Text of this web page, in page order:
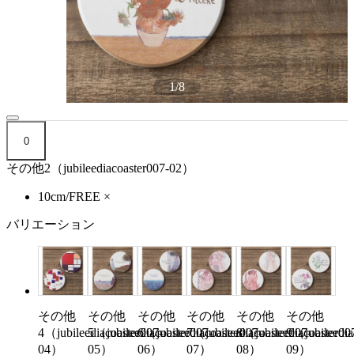
1/8
0
その他2（jubileediacoaster007-02）
10cm/FREE ×
バリエーション
その他
4（jubileediacoaster007-
04）
その他
5（jubileediacoaster007-
05）
その他
6（jubileediacoaster007-
06）
その他
7（jubileediacoaster007-
07）
その他
8（
08）
その他
9（
09）